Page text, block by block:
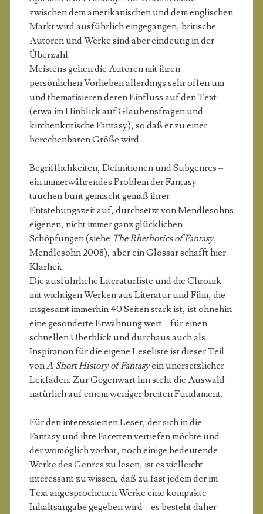
zwischen dem amerikanischen und dem englischen
Markt wird ausführlich eingegangen, britische
Autoren und Werke sind aber eindeutig in der
Überzahl.
Meistens gehen die Autoren mit ihren
persönlichen Vorlieben allerdings sehr offen um
und thematisieren deren Einfluss auf den Text
(etwa im Hinblick auf Glaubensfragen und
kirchenkritische Fantasy), so daß er zu einer
berechenbaren Größe wird.
Begrifflichkeiten, Definitionen und Subgenres –
ein immerwährendes Problem der Fantasy –
tauchen bunt gemischt gemäß ihrer
Entstehungszeit auf, durchsetzt von Mendlesohns
eigenen, nicht immer ganz glücklichen
Schöpfungen (siehe The Rhethorics of Fantasy,
Mendlesohn 2008), aber ein Glossar schafft hier
Klarheit.
Die ausführliche Literaturliste und die Chronik
mit wichtigen Werken aus Literatur und Film, die
insgesamt immerhin 40 Seiten stark ist, ist ohnehin
eine gesonderte Erwähnung wert – für einen
schnellen Überblick und durchaus auch als
Inspiration für die eigene Leseliste ist dieser Teil
vonA Short History of Fantasyein unersetzlicher
Leitfaden. Zur Gegenwart hin steht die Auswahl
natürlich auf einem weniger breiten Fundament.
Für den interessierten Leser, der sich in die
Fantasy und ihre Facetten vertiefen möchte und
der womöglich vorhat, noch einige bedeutende
Werke des Genres zu lesen, ist es vielleicht
interessant zu wissen, daß zu fast jedem der im
Text angesprochenen Werke eine kompakte
Inhaltsangabe gegeben wird – es besteht daher